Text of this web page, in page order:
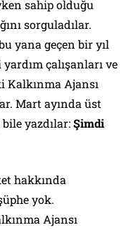
sahip olduğu
sorguladılar.
yana geçen bir yıl
çalışanları ve
Ajansı
Mart ayında üst
yazdılar:Şimdi
hakkında
yok.
Ajansı